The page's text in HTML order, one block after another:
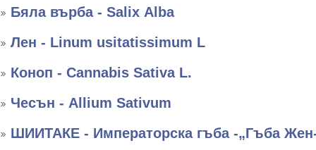
Бяла върба - Salix Аlba
Лен - Linum usitatissimum L
Коноп - Cannabis Sativa L.
Чесън - Allium Sativum
ШИИТАКЕ - Императорска гъба -„Гъба